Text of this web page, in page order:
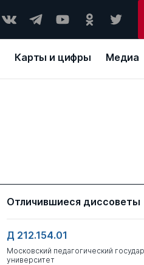
Карты и цифры Медиа
Отличившиеся диссоветы
Д 212.154.01
Московский педагогический
университет